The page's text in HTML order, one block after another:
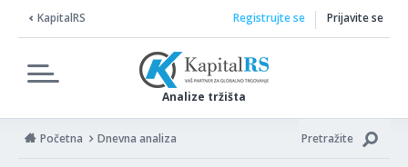
KapitalRS
Analize tržišta
Registrujte se Prijavite se
Početna Dnevna analiza Pretražite